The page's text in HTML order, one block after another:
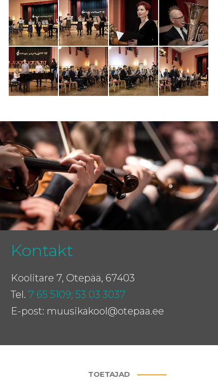
Kontakt
Koolitare 7, Otepää, 67403
Tel. 7 65 5109; 53 03 3037
E-post: muusikakool@otepaa.ee
TOETAJAD